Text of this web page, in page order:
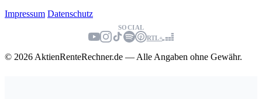
Impressum Datenschutz
SOCIAL
RTL+
© 2026 AktienRenteRechner.de — Alle Angaben ohne Gewähr.